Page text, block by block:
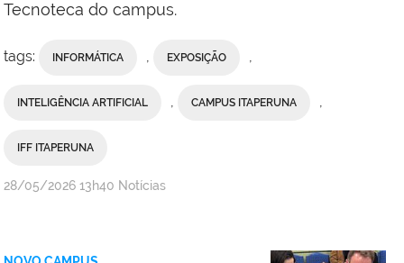
Tecnoteca do campus.
tags: INFORMÁTICA , EXPOSIÇÃO ,
INTELIGÊNCIA ARTIFICIAL , CAMPUS ITAPERUNA ,
IFF ITAPERUNA
por
publicado
28/05/2026 13h40 Notícias